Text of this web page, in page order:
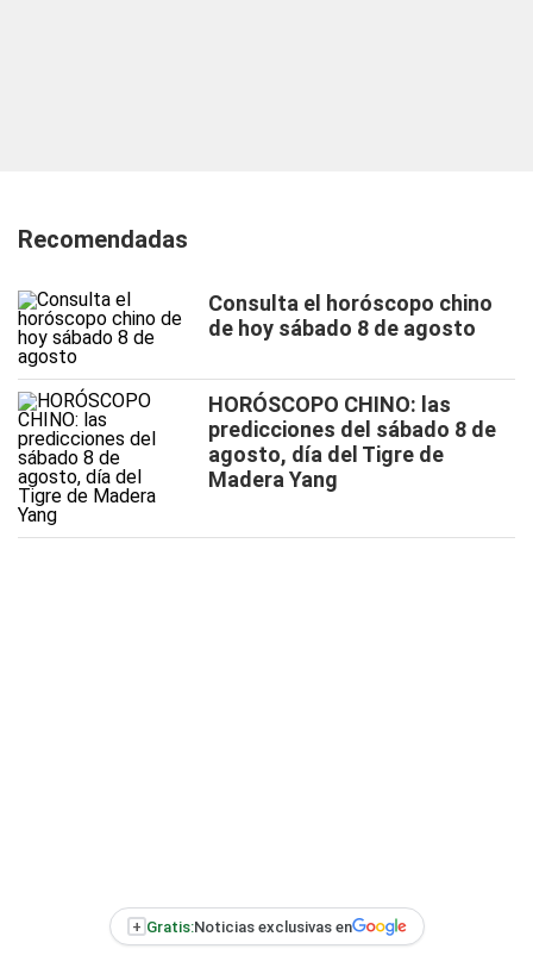
Recomendadas
Consulta el horóscopo chino
de hoy sábado 8 de agosto
HORÓSCOPO CHINO: las
predicciones del sábado 8 de
agosto, día del Tigre de
Madera Yang
+ Gratis:Noticias exclusivas en